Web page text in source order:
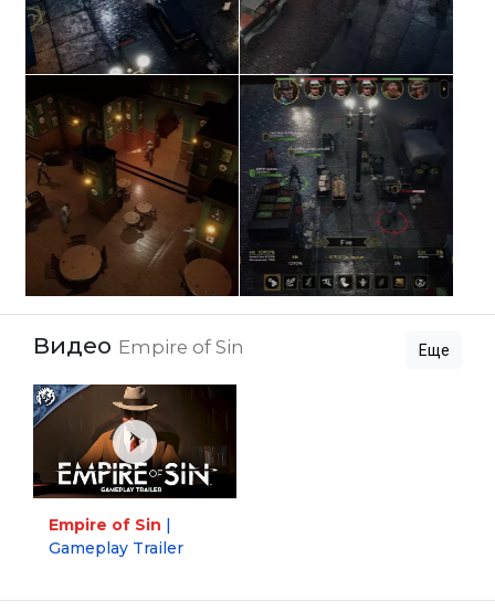
Видео Empire of Sin Еще
Empire of Sin |
Gameplay Trailer